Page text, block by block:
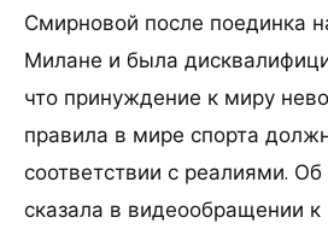
Смирновой после поединка
Милане и была
что принуждение к миру
правила в мире спорта
соответствии с реалиями.
сказала в видеообращении к